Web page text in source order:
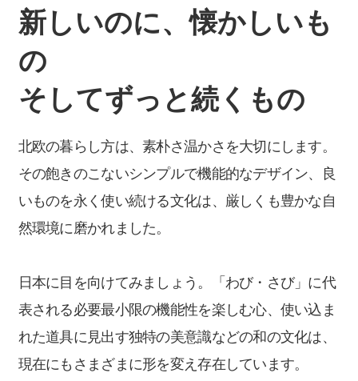
新しいのに、懐かしいも
の
そしてずっと続くもの
北欧の暮らし方は、素朴さ温かさを大切にします。
その飽きのこないシンプルで機能的なデザイン、良
いものを永く使い続ける文化は、厳しくも豊かな自
然環境に磨かれました。
日本に目を向けてみましょう。「わび・さび」に代
表される必要最小限の機能性を楽しむ心、使い込ま
れた道具に見出す独特の美意識などの和の文化は、
現在にもさまざまに形を変え存在しています。